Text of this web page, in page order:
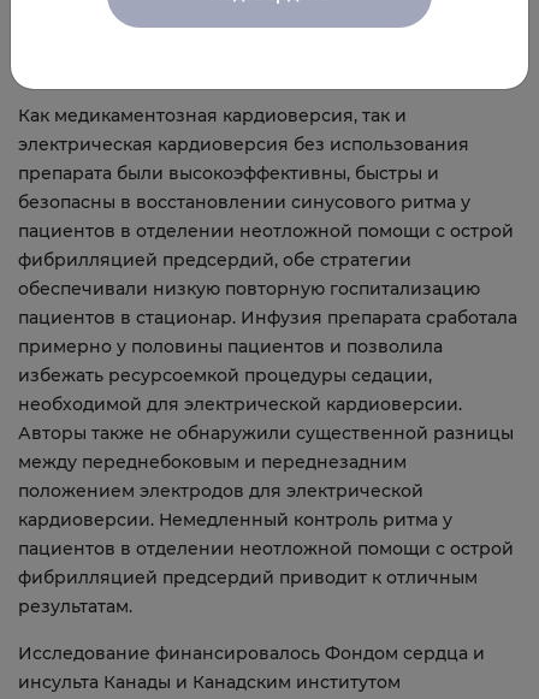
переднезадней группе; p=0,68).
Как медикаментозная кардиоверсия, так и
электрическая кардиоверсия без использования
препарата были высокоэффективны, быстры и
безопасны в восстановлении синусового ритма у
пациентов в отделении неотложной помощи с острой
фибрилляцией предсердий, обе стратегии
обеспечивали низкую повторную госпитализацию
пациентов в стационар. Инфузия препарата сработала
примерно у половины пациентов и позволила
избежать ресурсоемкой процедуры седации,
необходимой для электрической кардиоверсии.
Авторы также не обнаружили существенной разницы
между переднебоковым и переднезадним
положением электродов для электрической
кардиоверсии. Немедленный контроль ритма у
пациентов в отделении неотложной помощи с острой
фибрилляцией предсердий приводит к отличным
результатам.
Исследование финансировалось Фондом сердца и
инсульта Канады и Канадским институтом